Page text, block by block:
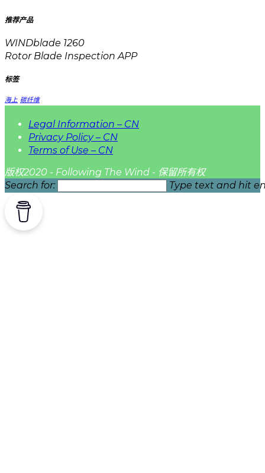
推荐产品
WINDblade 1260
Rotor Blade Inspection APP
标签
海上 碳纤维
Legal Information – CN
Privacy Policy – CN
Terms of Use – CN
版权2020 - Following The Wind - 保留所有权
Search for:
Type text and hit